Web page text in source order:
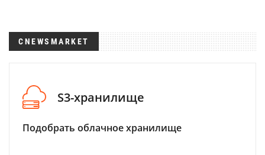
CNEWSMARKET
S3-хранилище
Подобрать облачное хранилище